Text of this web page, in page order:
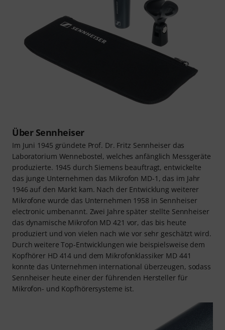
Über Sennheiser
Im Juni 1945 gründete Prof. Dr. Fritz Sennheiser das
Laboratorium Wennebostel, welches anfänglich Messgeräte
produzierte. 1945 durch Siemens beauftragt, entwickelte
das junge Unternehmen das Mikrofon MD-1, das im Jahr
1946 auf den Markt kam. Nach der Entwicklung weiterer
Mikrofone wurde das Unternehmen 1958 in Sennheiser
electronic umbenannt. Zwei Jahre später stellte Sennheiser
das dynamische Mikrofon MD 421 vor, das bis heute
produziert und von vielen nach wie vor sehr geschätzt wird.
Durch weitere Top-Entwicklungen wie beispielsweise dem
Kopfhörer HD 414 und dem Mikrofonklassiker MD 441
konnte das Unternehmen international überzeugen, sodass
Sennheiser heute einer der führenden Hersteller für
Mikrofon- und Kopfhörersysteme ist.